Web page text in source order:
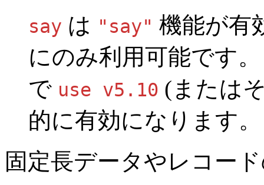
say は "say" 機能が有
にのみ利用可能です
で use v5.10 (または
的に有効になります。
固定長データやレコー